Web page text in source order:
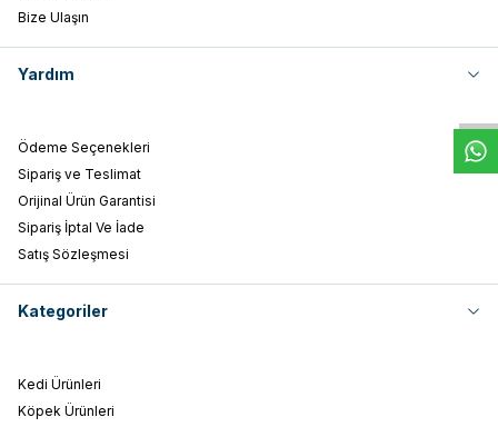
W
h
t
s
a
p
p
D
e
s
e
H
a
t
t
Bize Ulaşın
Yardım
Ödeme Seçenekleri
Sipariş ve Teslimat
Orijinal Ürün Garantisi
Sipariş İptal Ve İade
Satış Sözleşmesi
Kategoriler
Kedi Ürünleri
Köpek Ürünleri